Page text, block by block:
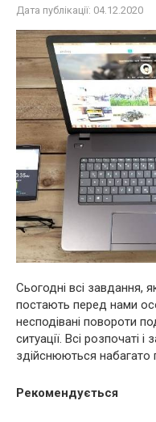
Дата публікації: 04.12.2020
Сьогодні всі завдання,
постають перед нами
несподівані повороти
ситуації. Всі розпочаті
здійснюються набагато
Рекомендується